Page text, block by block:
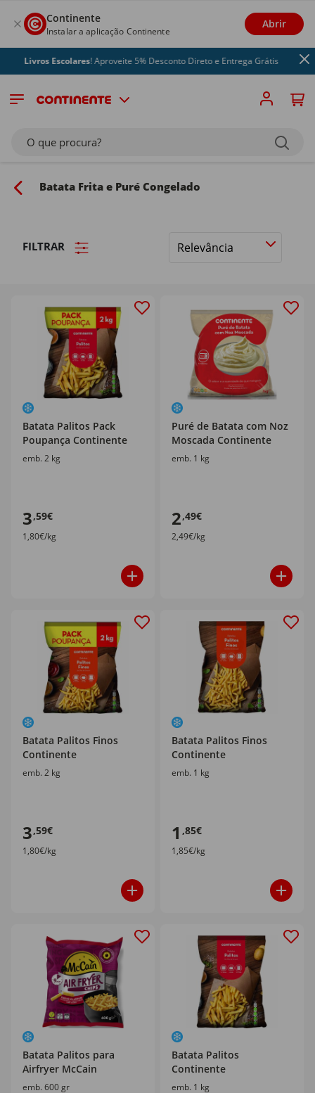
Continente
Instalar a aplicação Continente
Abrir
Escolares! Aproveite 5% Desconto Direto e Entrega Grátis
O que procura?
Batata Frita e Puré Congelado
FILTRAR
Ordenar
Batata Palitos Pack
Poupança Continente
emb. 2 kg
3,59€
1,80€/kg
Puré de Batata com Noz
Moscada Continente
emb. 1 kg
2,49€
2,49€/kg
Batata Palitos Finos
Continente
emb. 2 kg
3,59€
1,80€/kg
Batata Palitos Finos
Continente
emb. 1 kg
1 ,85€
1,85€/kg
Batata Palitos para
Airfryer McCain
emb. 600 gr
Batata Palitos
Continente
emb. 1 kg